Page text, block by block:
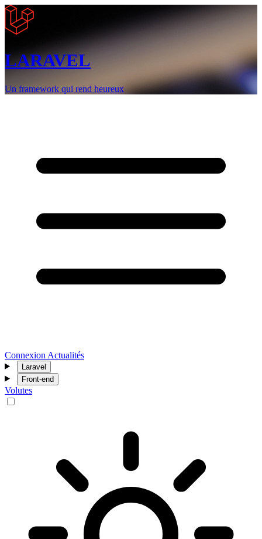
LARAVEL
Un framework qui rend heureux
Connexion Actualités
Laravel
Front-end
Volutes